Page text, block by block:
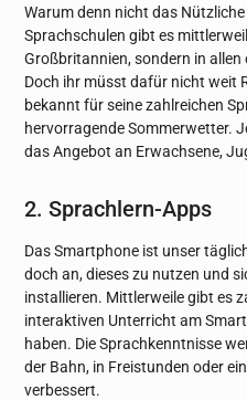
Warum denn nicht das
Sprachschulen gibt es
Großbritannien, sondern in
Doch ihr müsst dafür nicht weit
bekannt für seine zahlreichen
hervorragende Sommerwetter.
das Angebot an Erwachsene,
2. Sprachlern-Apps
Das Smartphone ist unser
doch an, dieses zu nutzen und
installieren. Mittlerweile gibt es
interaktiven Unterricht am
haben. Die Sprachkenntnisse
der Bahn, in Freistunden oder
verbessert.